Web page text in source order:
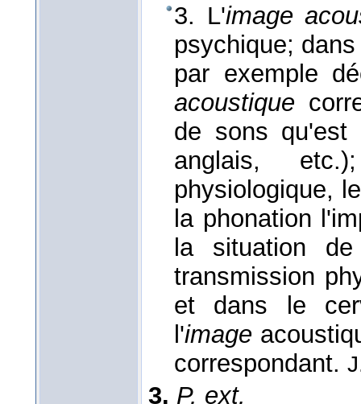
3. L'image
psychique;
par exemple
acoustique
de sons
anglais,
physiologique,
la phonation
la situation
transmission
et dans le
l'image
correspondant.
3. P. ext.